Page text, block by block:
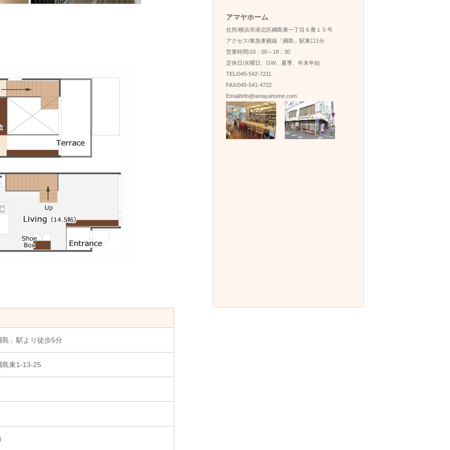
」駅より徒歩5分
島東1-13-25
アマヤホーム
住所/横浜市港北区綱島東一丁目６番１５号
アクセス/東急東横線「綱島」駅東口1分
営業時間/10：00～18：30
定休日/水曜日、GW、夏季、年末年始
TEL/045-542-7211
FAX/045-541-4722
Email/info@amayahome.com